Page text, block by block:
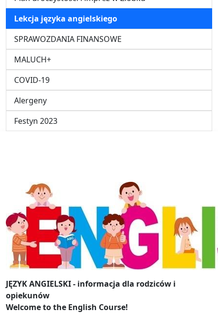
Lekcja języka angielskiego
SPRAWOZDANIA FINANSOWE
MALUCH+
COVID-19
Alergeny
Festyn 2023
JĘZYK ANGIELSKI - informacja dla rodziców i
opiekunów
Welcome to the English Course!